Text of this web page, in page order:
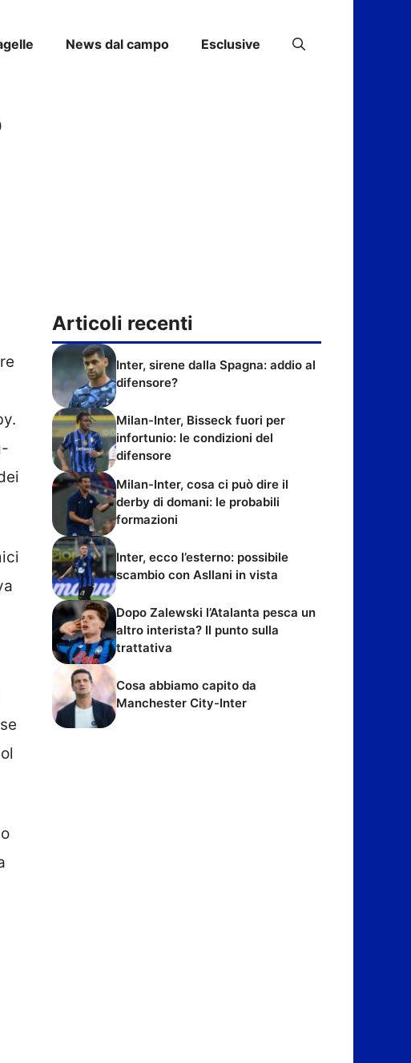
News dal campo Esclusive
Articoli recenti
Inter, sirene dalla Spagna: addio al
difensore?
Milan-Inter, Bisseck fuori per
infortunio: le condizioni del
difensore
Milan-Inter, cosa ci può dire il
derby di domani: le probabili
formazioni
Inter, ecco l’esterno: possibile
scambio con Asllani in vista
Dopo Zalewski l’Atalanta pesca un
altro interista? Il punto sulla
trattativa
Cosa abbiamo capito da
Manchester City-Inter